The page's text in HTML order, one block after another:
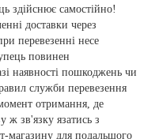
здійснює самостійно!
доставки через
перевезенні несе
повинен
наявності пошкоджень чи
служби перевезення
отримання, де
ж зв'язку язатись з
магазину для подальшого